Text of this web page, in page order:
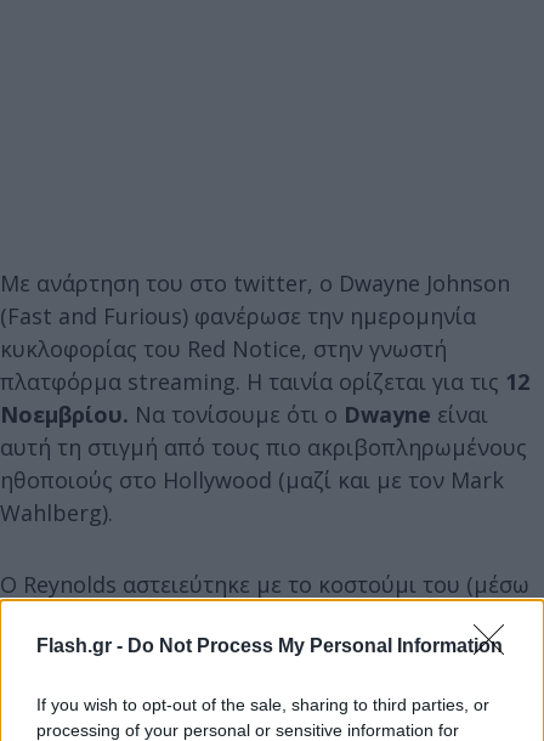
Flash.gr - Do Not Process My Personal Information
If you wish to opt-out of the sale, sharing to third parties, or
processing of your personal or sensitive information for
Με ανάρτηση του στο twitter, ο Dwayne Johnson
(Fast and Furious) φανέρωσε την ημερομηνία
κυκλοφορίας του Red Notice, στην γνωστή
πλατφόρμα streaming. H ταινία ορίζεται για τις 12
Νοεμβρίου. Να τονίσουμε ότι ο Dwayne είναι
αυτή τη στιγμή από τους πιο ακριβοπληρωμένους
ηθοποιούς στο Hollywood (μαζί και με τον Mark
Wahlberg).
Ο Reynolds αστειεύτηκε με το κοστούμι του (μέσω
twitter) και εξέφρασε τον θαυμασμό του για την
πολύ όμορφη Gal Gadot(Wonder Woman).